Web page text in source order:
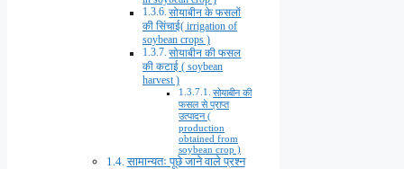
सोयाबीन के फसलों
की सिंचाई( irrigation of
soybean crops )
सोयाबीन की फसल
की कटाई ( soybean
harvest )
सोयाबीन की
फसल से प्राप्त
उत्पादन (
production
obtained from
soybean crop )
सामान्यतः पूछे जाने वाले प्रश्न